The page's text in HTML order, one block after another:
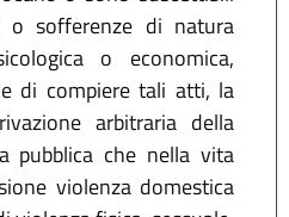
o sofferenze di natura
o economica,
di compiere tali atti, la
arbitraria della
pubblica che nella vita
violenza domestica